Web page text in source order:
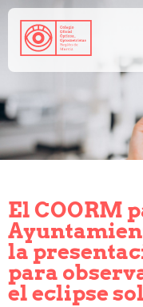
Salud visual
Preguntas frecuentes
Consejos de tu óptico-
Profesionales
Cómo colegiarse
Precolegiación
El COORM
la
para
el eclipse